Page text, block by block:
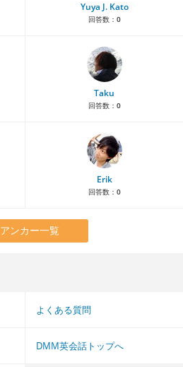
Yuya J. Kato
回答数： 0
Taku
回答数： 0
Erik
回答数： 0
アンカー一覧
よくある質問
DMM英会話トップへ